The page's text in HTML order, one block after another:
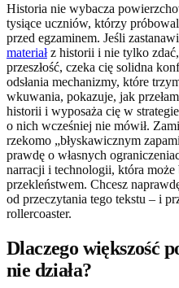
Historia nie wybacza
tysiące uczniów, którzy
przed egzaminem. Jeśli
materiałz historii i nie tylko
przeszłość, czeka cię solidna
odsłania mechanizmy, które
wkuwania, pokazuje, jak
historii i wyposaża cię w
o nich wcześniej nie mówił.
rzekomo „błyskawicznym
prawdę o własnych
narracji i technologii, która
przekleństwem. Chcesz
od przeczytania tego tekstu – i
rollercoaster.
Dlaczego większość
nie działa?